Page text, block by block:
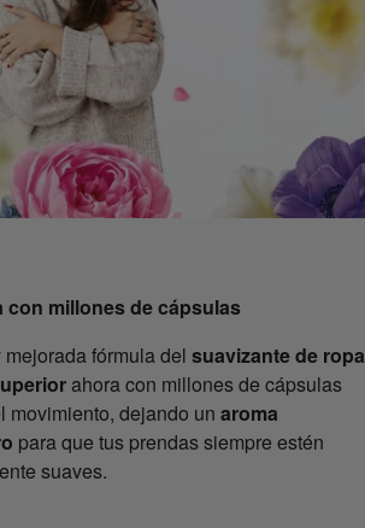
con millones de cápsulas
fórmula del suavizante de ropa
ahora con millones de cápsulas
movimiento, dejando un aroma
para que tus prendas siempre estén
suaves.